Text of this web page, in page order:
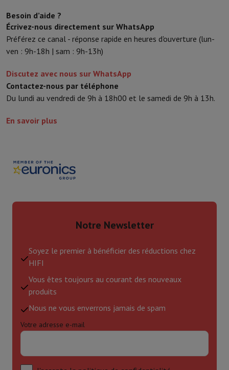
Besoin d’aide ?
Écrivez-nous directement sur WhatsApp
Préférez ce canal - réponse rapide en heures d'ouverture (lun-
ven : 9h-18h | sam : 9h-13h)
Discutez avec nous sur WhatsApp
Contactez-nous par téléphone
Du lundi au vendredi de 9h à 18h00 et le samedi de 9h à 13h.
En savoir plus
Notre Newsletter
Soyez le premier à bénéficier des réductions chez
HIFI
Vous êtes toujours au courant des nouveaux
produits
Nous ne vous enverrons jamais de spam
Votre adresse e-mail